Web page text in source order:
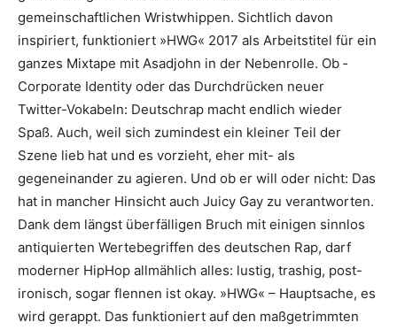
gemeinschaftlichen Wristwhippen. Sichtlich davon
inspiriert, funktioniert »HWG« 2017 als Arbeitstitel für ein
ganzes Mixtape mit Asadjohn in der Nebenrolle. Ob ­
Corporate Identity oder das Durchdrücken neuer
Twitter-­Vokabeln: Deutschrap macht endlich wieder
Spaß. Auch, weil sich zumindest ein kleiner Teil der
Szene lieb hat und es vorzieht, eher mit- als
gegeneinander zu agieren. Und ob er will oder nicht: Das
hat in mancher Hinsicht auch Juicy Gay zu verantworten.
Dank dem längst überfälligen Bruch mit einigen sinnlos
antiquierten Wertebegriffen des deutschen Rap, darf
moderner HipHop allmählich alles: lustig, trashig, post-
ironisch, sogar flennen ist okay. »HWG« – Hauptsache, es
wird gerappt. Das funktioniert auf den maßgetrimmten